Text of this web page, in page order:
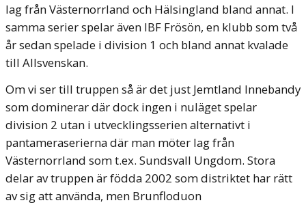
lag från Västernorrland och Hälsingland bland annat. I
samma serier spelar även IBF Frösön, en klubb som två
år sedan spelade i division 1 och bland annat kvalade
till Allsvenskan.
Om vi ser till truppen så är det just Jemtland Innebandy
som dominerar där dock ingen i nuläget spelar
division 2 utan i utvecklingsserien alternativt i
pantameraserierna där man möter lag från
Västernorrland som t.ex. Sundsvall Ungdom. Stora
delar av truppen är födda 2002 som distriktet har rätt
av sig att använda, men Brunfloduon